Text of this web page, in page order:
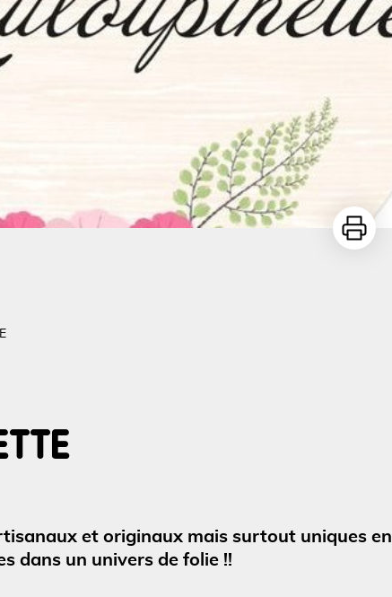
Imprimer
et originaux mais surtout uniques en
dans un univers de folie !!